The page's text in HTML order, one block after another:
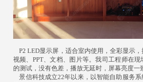
P2 LED显示屏，适合室内使用，全彩显示
视频、PPT、文档、图片等。我司工程师在
的测试，没有色差，播放无延时，屏幕亮度一
景信科技成立22年以来，以智能自助服务